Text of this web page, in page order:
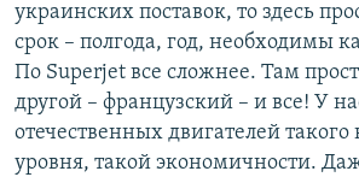
украинских поставок, то здесь
срок – полгода, год, необходимы
По Superjet все сложнее. Там
другой – французский – и все! У
отечественных двигателей такого
уровня, такой экономичности.